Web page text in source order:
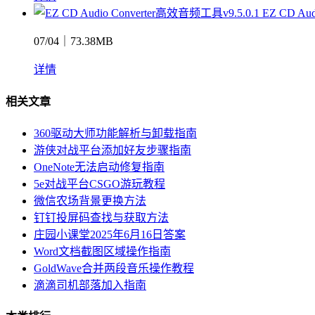
EZ CD
07/04｜73.38MB
详情
相关文章
360驱动大师功能解析与卸载指南
游侠对战平台添加好友步骤指南
OneNote无法启动修复指南
5e对战平台CSGO游玩教程
微信农场背景更换方法
钉钉投屏码查找与获取方法
庄园小课堂2025年6月16日答案
Word文档截图区域操作指南
GoldWave合并两段音乐操作教程
滴滴司机部落加入指南